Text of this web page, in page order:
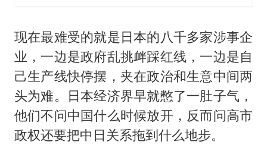
现在最难受的就是日本的八千多家涉事企
业，一边是政府乱挑衅踩红线，一边是自
己生产线快停摆，夹在政治和生意中间两
头为难。日本经济界早就憋了一肚子气，
他们不问中国什么时候放开，反而问高市
政权还要把中日关系拖到什么地步。